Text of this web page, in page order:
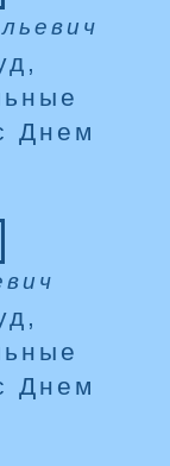
Днем
Днем